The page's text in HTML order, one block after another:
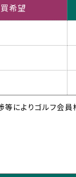
買希望
によりゴルフ会員